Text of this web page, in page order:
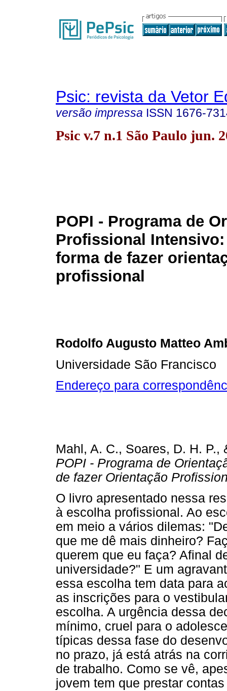
Psic: revista da Vetor
versão impressa ISSN 1676-
Psic v.7 n.1 São Paulo jun.
POPI - Programa de
Profissional
forma de fazer
profissional
Rodolfo Augusto Matteo
Universidade São Francisco
Endereço para
Mahl, A. C., Soares, D. H.
POPI - Programa de
de fazer Orientação
O livro apresentado nessa
à escolha profissional. Ao
em meio a vários dilemas:
que me dê mais dinheiro?
querem que eu faça? Afinal
universidade?" E um
essa escolha tem data para
as inscrições para o
escolha. A urgência dessa
mínimo, cruel para o
típicas dessa fase do
no prazo, já está atrás na
de trabalho. Como se vê,
jovem tem que prestar